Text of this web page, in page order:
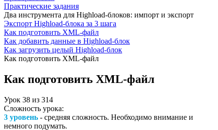
Практические задания
Два инструмента для Highload-блоков: импорт и экспорт
Экспорт Highload-блока за 3 шага
Как подготовить XML-файл
Как добавить данные в Highload-блок
Как загрузить целый Highload-блок
Как подготовить XML-файл
Как подготовить XML-файл
Урок 38 из 314
Сложность урока:
3 уровень - средняя сложность. Необходимо внимание и
немного подумать.